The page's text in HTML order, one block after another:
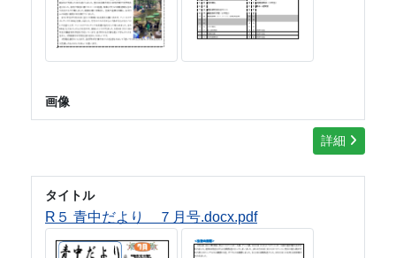
画像
詳細
タイトル
R５ 青中だより ７月号.docx.pdf